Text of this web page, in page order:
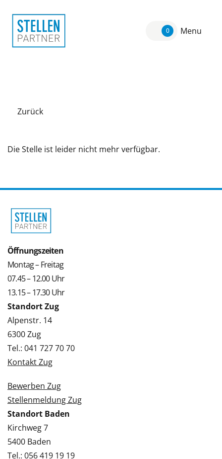
0 Menu
Zurück
Die Stelle ist leider nicht mehr verfügbar.
Öffnungszeiten
Montag – Freitag
07.45 – 12.00 Uhr
13.15 – 17.30 Uhr
Standort Zug
Alpenstr. 14
6300 Zug
Tel.: 041 727 70 70
Kontakt Zug
Bewerben Zug
Stellenmeldung Zug
Standort Baden
Kirchweg 7
5400 Baden
Tel.: 056 419 19 19